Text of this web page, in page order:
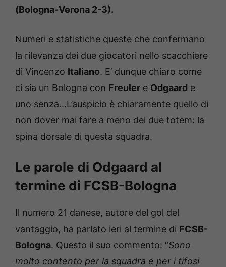
(Bologna-Verona 2-3).
Numeri e statistiche queste che confermano
la rilevanza dei due giocatori nello scacchiere
di Vincenzo Italiano. E’ dunque chiaro come
ci sia un Bologna con Freuler e Odgaard e
uno senza…L’auspicio è chiaramente quello di
non dover mai fare a meno dei due totem: la
spina dorsale di questa squadra.
Le parole di Odgaard al
termine di FCSB-Bologna
Il numero 21 danese, autore del gol del
vantaggio, ha parlato ieri al termine di FCSB-
Bologna. Questo il suo commento: “Sono
molto contento per la squadra e per i tifosi